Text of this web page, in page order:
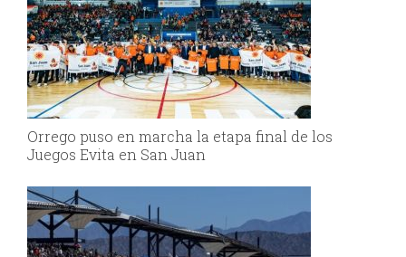
Orrego puso en marcha la etapa final de los
Juegos Evita en San Juan